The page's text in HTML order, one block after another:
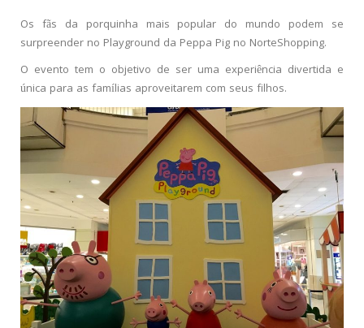
Os fãs da porquinha mais popular do mundo podem se
surpreender no Playground da Peppa Pig no NorteShopping.
O evento tem o objetivo de ser uma experiência divertida e
única para as famílias aproveitarem com seus filhos.